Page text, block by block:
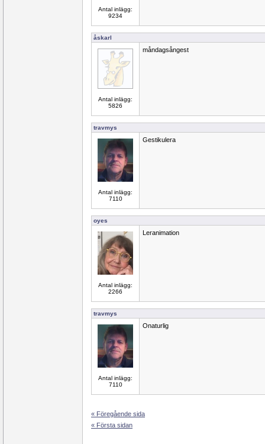
Antal inlägg:
9234
åskarl
Antal inlägg:
5826
måndagsångest
travmys
Antal inlägg:
7110
Gestikulera
oyes
Antal inlägg:
2266
Leranimation
travmys
Antal inlägg:
7110
Onaturlig
« Föregående sida
« Första sidan